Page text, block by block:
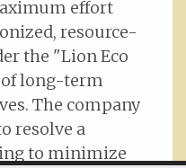
effort
resource-
the "Lion Eco
of long-term
The company
resolve a
to minimize